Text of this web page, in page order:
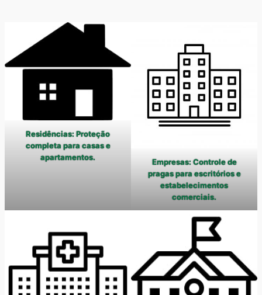
Residências: Proteção
completa para casas e
apartamentos.
Empresas: Controle de
pragas para escritórios e
estabelecimentos
comerciais.